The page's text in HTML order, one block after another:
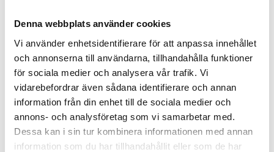
Denna webbplats använder cookies
Vi använder enhetsidentifierare för att anpassa innehållet
och annonserna till användarna, tillhandahålla funktioner
för sociala medier och analysera vår trafik. Vi
vidarebefordrar även sådana identifierare och annan
information från din enhet till de sociala medier och
annons- och analysföretag som vi samarbetar med.
Dessa kan i sin tur kombinera informationen med annan
information som du har tillhandahållit eller som de har
Avsedd för : Clean-serien
Nickelfri
Blyfri
Antibakteriell
I lager